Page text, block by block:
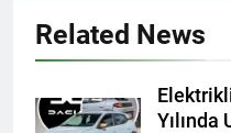
Related News
Yılında